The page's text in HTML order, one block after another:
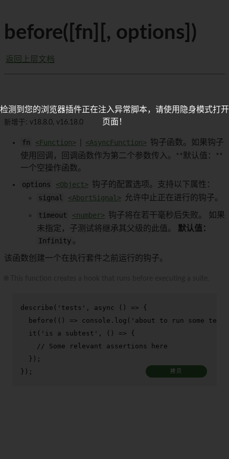
before([fn][, options])
返回上层文档
新增于: v18.8.0, v16.18.0
fn <Function> <AsyncFunction> 钩子函数。如果钩子
使用回调，回调函数作为第二个参数传入。**默认值：**
一个空操作函数。
options
<Object> 钩子的配置选项。支持以下属性：
signal
<AbortSignal> 允许中止正在进行的钩子。
timeout <number> 钩子将在若干毫秒后失败。 如果
未指定，子测试将继承其父级的此值。 默认值：
Infinity 。
该函数创建一个在执行套件之前运行的钩子。
describe ( 'tests' , async
() => {
before ( () => console . log ( 'about to run some test'
it ( 'is a subtest' , () => {
// Some relevant assertions here
  });
});
拷贝
检测到您的浏览器插件正在注入异常脚本，请使用隐身模式打开
页面！